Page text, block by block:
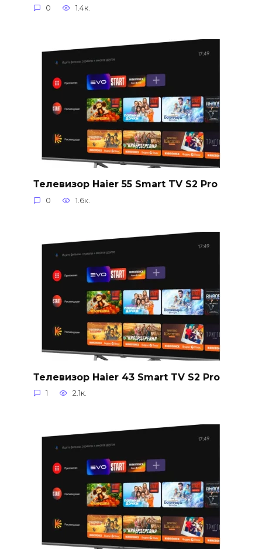
0 1.4к.
Телевизор Haier 55 Smart TV S2 Pro
0 1.6к.
Телевизор Haier 43 Smart TV S2 Pro
1 2.1к.